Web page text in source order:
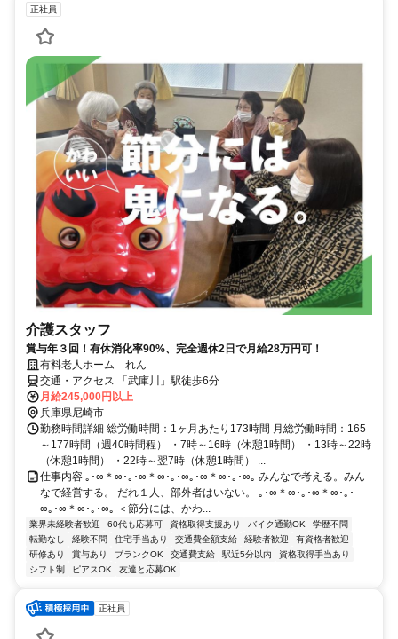
正社員
介護スタッフ
賞与年３回！有休消化率90%、完全週休2日で月給28万円可！
有料老人ホーム れん
交通・アクセス 「武庫川」駅徒歩6分
月給245,000円以上
兵庫県尼崎市
勤務時間詳細 総労働時間：1ヶ月あたり173時間 月総労働時間：165
～177時間（週40時間程） ・7時～16時（休憩1時間） ・13時～22時
（休憩1時間） ・22時～翌7時（休憩1時間） ...
仕事内容 ｡･∞＊∞･｡･∞＊∞･｡･∞｡･∞＊∞･｡･∞｡ みんなで考える。みん
なで経営する。 だれ１人、部外者はいない。 ｡･∞＊∞･｡･∞＊∞･｡･
∞｡･∞＊∞･｡･∞｡ ＜節分には、かわ...
業界未経験者歓迎 60代も応募可 資格取得支援あり バイク通勤OK
学歴不問
転勤なし
経験不問 住宅手当あり 交通費全額支給 経験者歓迎
有資格者歓迎
研修あり
賞与あり ブランクOK 交通費支給 駅近5分以内
資格取得手当あり
シフト制
ピアスOK 友達と応募OK
正社員